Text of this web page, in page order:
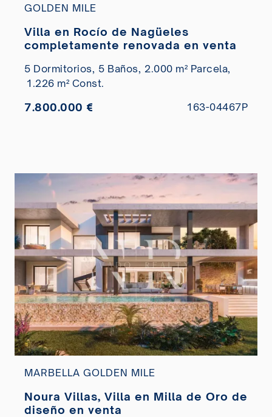
GOLDEN MILE
Villa en Rocío de Nagüeles
completamente renovada en venta
5 Dormitorios, 5 Baños, 2.000 m² Parcela,
1.226 m² Const.
7.800.000 € 163-04467P
MARBELLA GOLDEN MILE
Noura Villas, Villa en Milla de Oro de
diseño en venta